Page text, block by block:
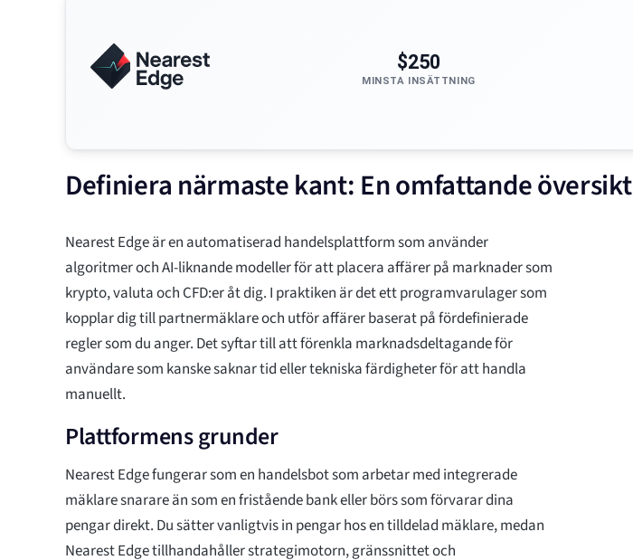
$250
MINSTA INSÄTTNING
Definiera närmaste kant: En omfattande översikt
Nearest Edge är en automatiserad handelsplattform som använder
algoritmer och AI-liknande modeller för att placera affärer på marknader som
krypto, valuta och CFD:er åt dig. I praktiken är det ett programvarulager som
kopplar dig till partnermäklare och utför affärer baserat på fördefinierade
regler som du anger. Det syftar till att förenkla marknadsdeltagande för
användare som kanske saknar tid eller tekniska färdigheter för att handla
manuellt.
Plattformens grunder
Nearest Edge fungerar som en handelsbot som arbetar med integrerade
mäklare snarare än som en fristående bank eller börs som förvarar dina
pengar direkt. Du sätter vanligtvis in pengar hos en tilldelad mäklare, medan
Nearest Edge tillhandahåller strategimotorn, gränssnittet och